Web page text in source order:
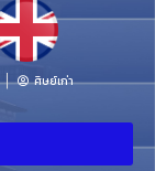
ศิษย์เก่า